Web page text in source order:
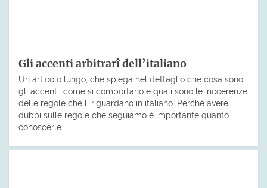
Gli accenti arbitrarî dell’italiano
Un articolo lungo, che spiega nel dettaglio che cosa sono
gli accenti, come si comportano e quali sono le incoerenze
delle regole che li riguardano in italiano. Perché avere
dubbi sulle regole che seguiamo è importante quanto
conoscerle.